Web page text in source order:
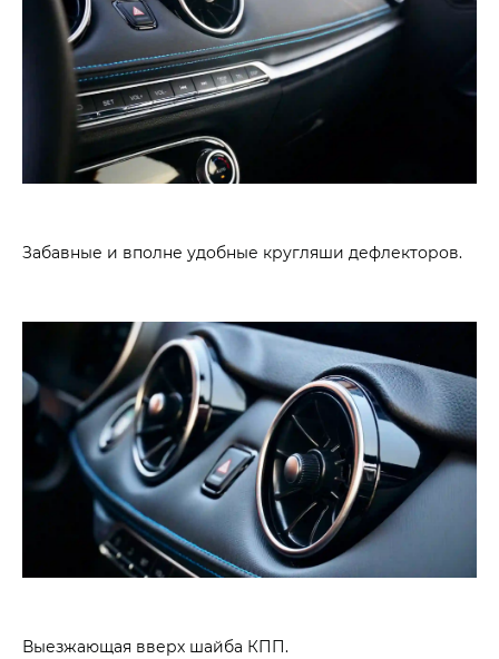
Забавные и вполне удобные кругляши дефлекторов.
Выезжающая вверх шайба КПП.